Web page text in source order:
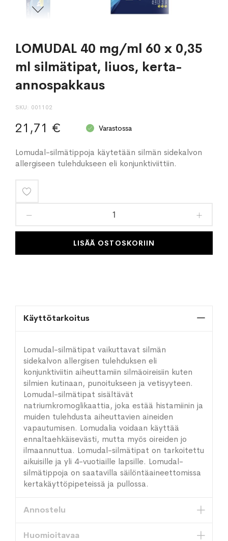
LOMUDAL 40 mg/ml 60 x 0,35
ml silmätipat, liuos, kerta-
annospakkaus
SKU 001102
21,71 € Varastossa
Lomudal-silmätippoja käytetään silmän sidekalvon
allergiseen tulehdukseen eli konjunktiviittiin.
toivelistaan
LISÄÄ OSTOSKORIIN
Käyttötarkoitus
Lomudal-silmätipat vaikuttavat silmän
sidekalvon allergisen tulehduksen eli
konjunktiviitin aiheuttamiin silmäoireisiin kuten
silmien kutinaan, punoitukseen ja vetisyyteen.
Lomudal-silmätipat sisältävät
natriumkromoglikaattia, joka estää histamiinin ja
muiden tulehdusta aiheuttavien aineiden
vapautumisen. Lomudalia voidaan käyttää
ennaltaehkäisevästi, mutta myös oireiden jo
ilmaannuttua. Lomudal-silmätipat on tarkoitettu
aikuisille ja yli 4-vuotiaille lapsille. Lomudal-
silmätippoja on saatavilla säilöntäaineettomissa
kertakäyttöpipeteissä ja pullossa.
Annostelu
Huomioitavaa